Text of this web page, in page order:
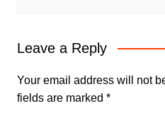
Leave a Reply
Your email address will not
fields are marked *